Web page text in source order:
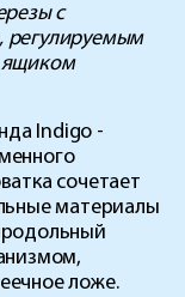
с
регулируемым
ящиком
Indigo -
сочетает
материалы
ложе.